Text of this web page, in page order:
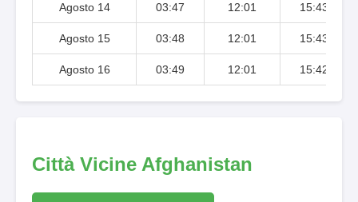
Agosto 14 03:47 12:01 15:43
Agosto 15 03:48 12:01 15:43
Agosto 16 03:49 12:01 15:42
Città Vicine Afghanistan